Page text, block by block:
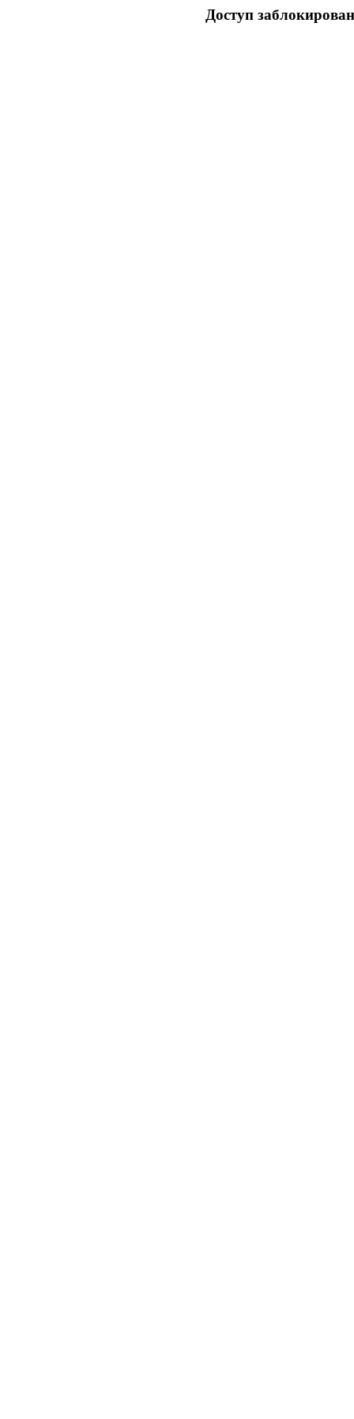
Доступ